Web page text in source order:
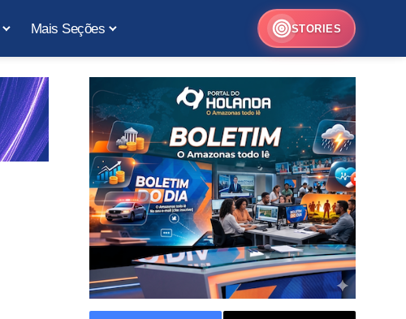
Mais Seções STORIES